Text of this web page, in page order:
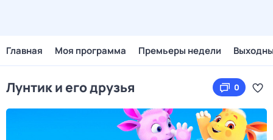
Главная Моя программа Премьеры недели
Лунтик и его друзья 0